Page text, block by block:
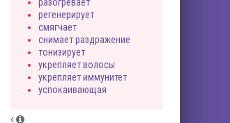
регенерирует
смягчает
снимает раздражение
тонизирует
укрепляет волосы
укрепляет иммунитет
успокаивающая